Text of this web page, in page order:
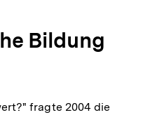
Bildung
fragte 2004 die